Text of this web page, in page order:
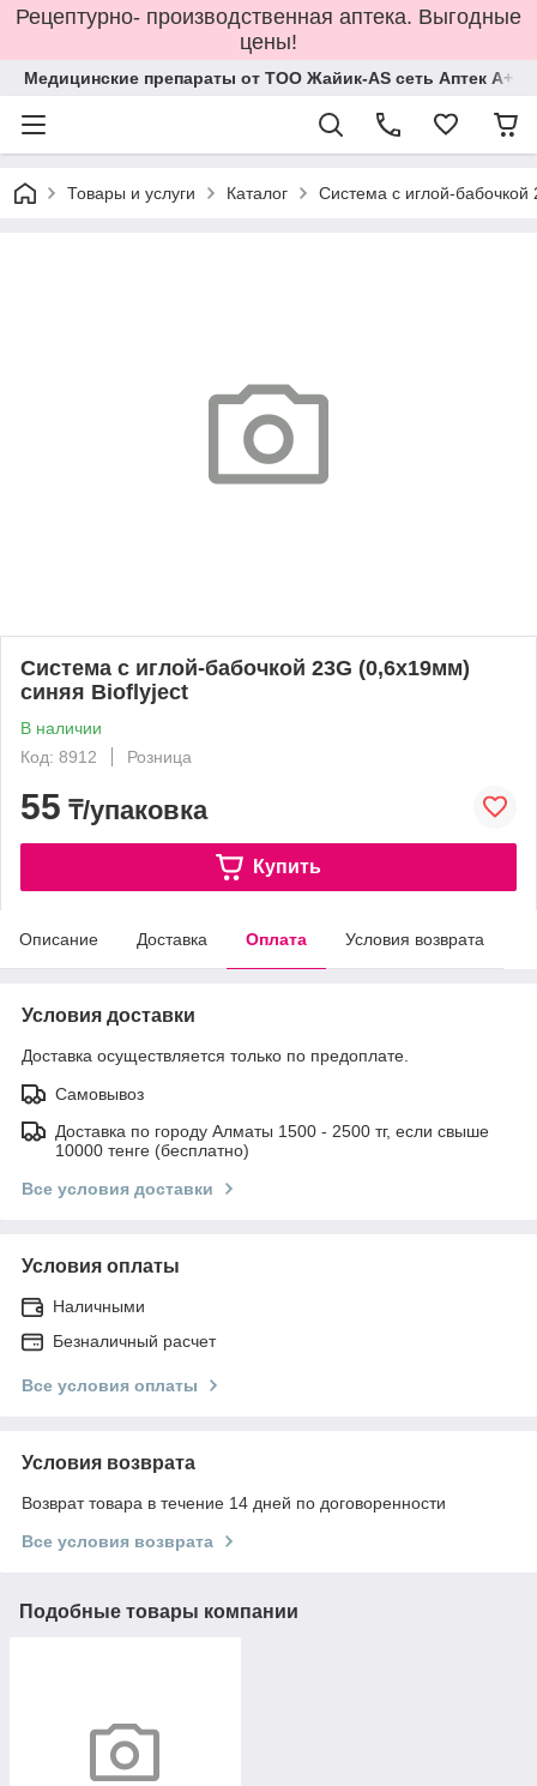
Рецептурно- производственная аптека. Выгодные
цены!
Медицинские препараты от ТОО Жайик-AS сеть Аптек А+
Товары и услуги Каталог Система с иглой-
Система с иглой-бабочкой 23G (0,6х19мм)
синяя Bioflyject
В наличии
Код: 8912
Розница
55 ₸/упаковка
Купить
Описание Доставка Оплата Условия возврата
Условия доставки
Доставка осуществляется только по предоплате.
Самовывоз
Доставка по городу Алматы 1500 - 2500 тг, если свыше
10000 тенге (бесплатно)
Все условия доставки
Условия оплаты
Наличными
Безналичный расчет
Все условия оплаты
Условия возврата
Возврат товара в течение 14 дней по договоренности
Все условия возврата
Подобные товары компании